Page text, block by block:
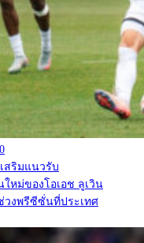
สริมแนวรับ
หม่ของโอเอช ลูเวิน
วงพรีซีซั่นที่ประเทศ